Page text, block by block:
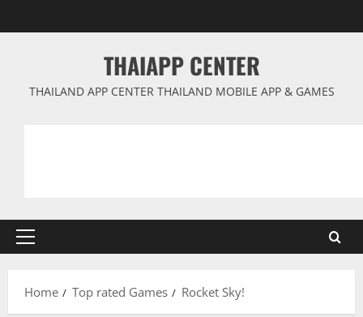
to
THAIAPP CENTER
THAILAND APP CENTER THAILAND MOBILE APP & GAMES
Primary
Home
Top rated Games Rocket Sky!